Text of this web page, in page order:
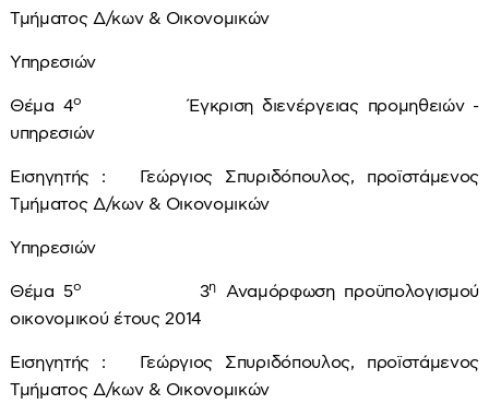
Τμήματος Δ/κων & Οικονομικών
Υπηρεσιών
Θέμα 4ο
Έγκριση διενέργειας προμηθειών -
υπηρεσιών
Εισηγητής : Γεώργιος Σπυριδόπουλος, προϊστάμενος
Τμήματος Δ/κων & Οικονομικών
Υπηρεσιών
Θέμα 5ο 3η
Αναμόρφωση προϋπολογισμού
οικονομικού έτους 2014
Εισηγητής : Γεώργιος Σπυριδόπουλος, προϊστάμενος
Τμήματος Δ/κων & Οικονομικών